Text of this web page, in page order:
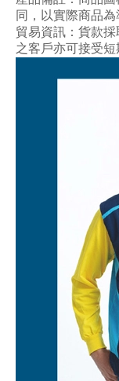
同，以實際商品為
貿易資訊：貨款
之客戶亦可接受短